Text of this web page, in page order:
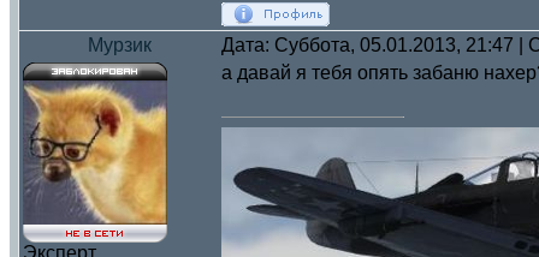
Мурзик Дата: Суббота, 05.01.2013, 21:47
Эксперт
а давай я тебя опять забаню